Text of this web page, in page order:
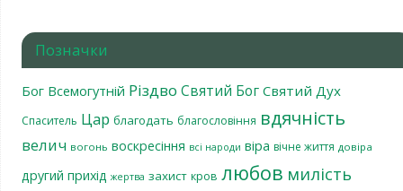
Позначки
Бог Всемогутній Різдво Святий Бог Святий Дух
Спаситель Цар благодать благословіння вдячність
велич вогонь воскресіння всі народи віра вічне життя довіра
другий прихід жертва захист кров любов милість